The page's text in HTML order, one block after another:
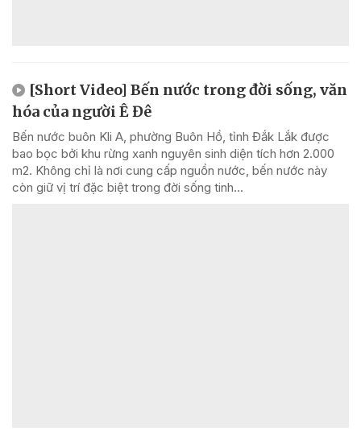
[Short Video] Bến nước trong đời sống, văn
hóa của người Ê Đê
Bến nước buôn Kli A, phường Buôn Hồ, tỉnh Đắk Lắk được
bao bọc bởi khu rừng xanh nguyên sinh diện tích hơn 2.000
m2. Không chỉ là nơi cung cấp nguồn nước, bến nước này
còn giữ vị trí đặc biệt trong đời sống tinh...